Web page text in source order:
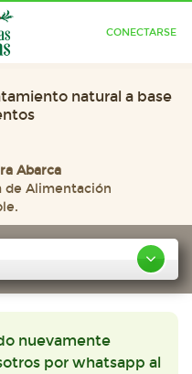
CONECTARSE
natural a base
Abarca
de Alimentación
nuevamente
por whatsapp al